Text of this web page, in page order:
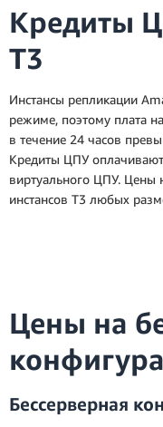
Кредиты
T3
Инстансы репликации
режиме, поэтому плата
в течение 24 часов
Кредиты ЦПУ
виртуального ЦПУ.
инстансов T3 любых
Цены на
Бессерверная